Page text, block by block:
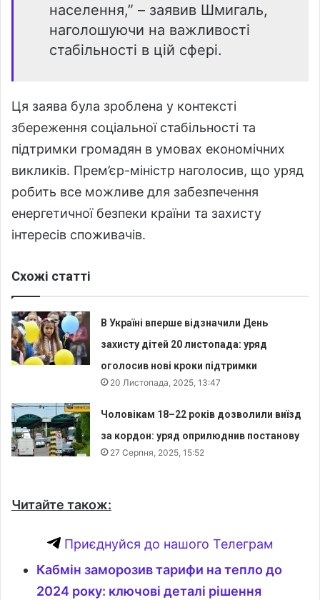
населення,” – заявив Шмигаль,
наголошуючи на важливості
стабільності в цій сфері.
Ця заява була зроблена у контексті
збереження соціальної стабільності та
підтримки громадян в умовах економічних
викликів. Прем’єр-міністр наголосив, що уряд
робить все можливе для забезпечення
енергетичної безпеки країни та захисту
інтересів споживачів.
Схожі статті
В Україні вперше відзначили День
захисту дітей 20 листопада: уряд
оголосив нові кроки підтримки
20 Листопада, 2025, 13:47
Чоловікам 18–22 років дозволили виїзд
за кордон: уряд оприлюднив постанову
27 Серпня, 2025, 15:52
Читайте також:
Приєднуйся до нашого Телеграм
Кабмін заморозив тарифи на тепло до
2024 року: ключові деталі рішення